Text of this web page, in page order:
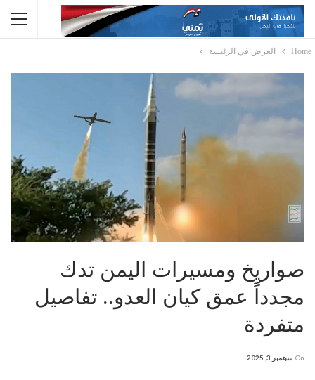
Home العرض في الرئيسة
صواريخ ومسيرات اليمن تدك
مجدداً عمق كيان العدو.. تفاصيل
متفردة
On سبتمبر 3, 2025